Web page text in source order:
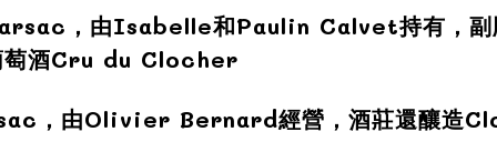
，由Isabelle和Paulin Calvet持有，
萄酒Cru du Clocher
，由Olivier Bernard經營，酒莊還釀造